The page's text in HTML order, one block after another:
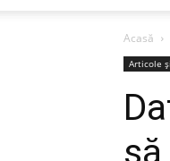
Acasă
Articole